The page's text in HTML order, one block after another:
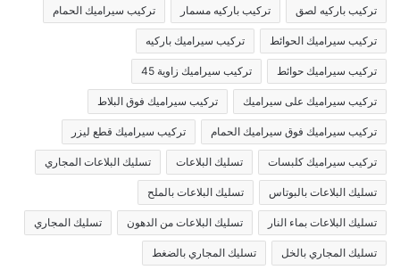
تركيب باركيه لصق تركيب باركيه مسمار تركيب سيراميك الحمام
تركيب سيراميك الحوائط تركيب سيراميك باركيه
تركيب سيراميك حوائط تركيب سيراميك زاوية 45
تركيب سيراميك على سيراميك تركيب سيراميك فوق البلاط
تركيب سيراميك فوق سيراميك الحمام تركيب سيراميك قطع ليزر
تركيب سيراميك كلبسات تسليك البلاعات تسليك البلاعات المجاري
تسليك البلاعات بالبوتاس تسليك البلاعات بالملح
تسليك البلاعات بماء النار تسليك البلاعات من الدهون تسليك المجاري
تسليك المجاري بالخل تسليك المجاري بالضغط